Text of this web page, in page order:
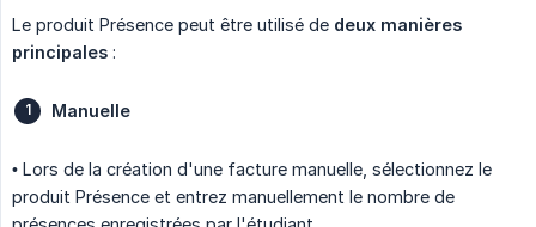
Le produit Présence peut être utilisé de deux manières
principales :
Manuelle
• Lors de la création d'une facture manuelle, sélectionnez le
produit Présence et entrez manuellement le nombre de